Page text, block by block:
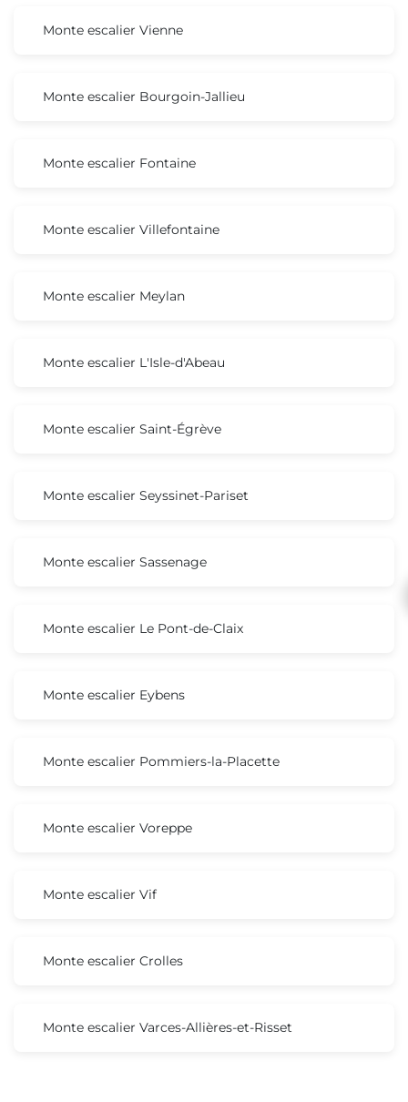
Monte escalier Vienne
Monte escalier Bourgoin-Jallieu
Monte escalier Fontaine
Monte escalier Villefontaine
Monte escalier Meylan
Monte escalier L'Isle-d'Abeau
Monte escalier Saint-Égrève
Monte escalier Seyssinet-Pariset
Monte escalier Sassenage
Monte escalier Le Pont-de-Claix
Monte escalier Eybens
Monte escalier Pommiers-la-Placette
Monte escalier Voreppe
Monte escalier Vif
Monte escalier Crolles
Monte escalier Varces-Allières-et-Risset